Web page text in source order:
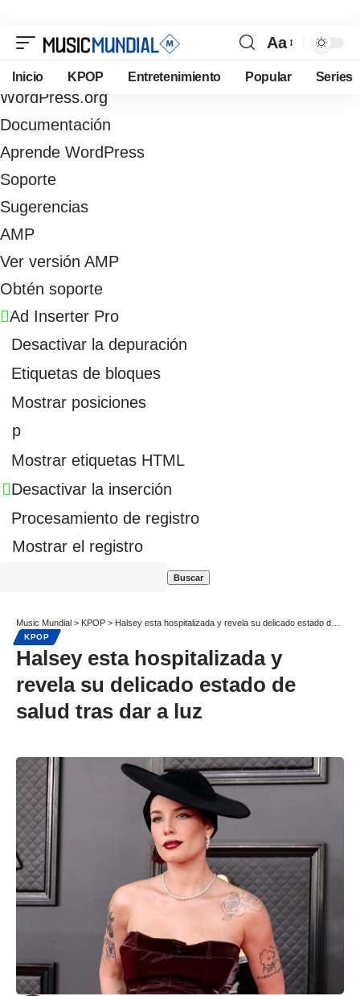
Acceder
WordPress.org
Documentación
Aprende WordPress
Soporte
Sugerencias
AMP
Ver versión AMP
Obtén soporte
Ad Inserter Pro
Desactivar la depuración
Etiquetas de bloques
Mostrar posiciones
p
Mostrar etiquetas HTML
Desactivar la inserción
Procesamiento de registro
Mostrar el registro
Aa
Inicio KPOP Entretenimiento Popular Series
Music Mundial > KPOP > Halsey esta hospitalizada y revela su delicado estado de salud tras dar a luz
KPOP
Halsey esta hospitalizada y
revela su delicado estado de
salud tras dar a luz